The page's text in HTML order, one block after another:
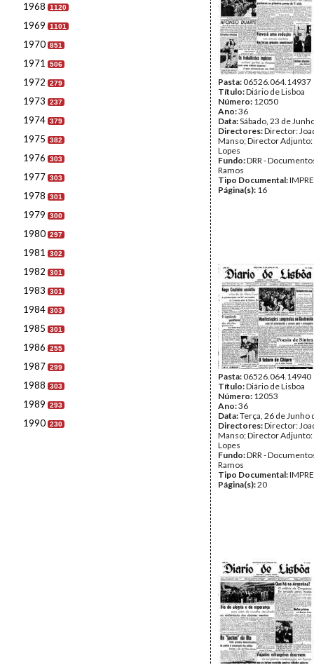
1968 1120
1969 1101
1970 851
1971 506
1972 279
1973 237
1974 379
1975 382
1976 303
1977 303
1978 301
1979 300
1980 297
1981 302
1982 301
1983 301
1984 303
1985 301
1986 255
1987 299
1988 303
1989 293
1990 230
Pasta:06526.064.14937
Título:Diário de Lisboa
Número: 12050
Ano:36
Data:Sábado, 23 de
Directores:Director:
Manso; Director
Lopes
Fundo:DRR -
Ramos
Tipo Documental:
Página(s): 16
Pasta:06526.064.14940
Título:Diário de Lisboa
Número: 12053
Ano:36
Data:Terça, 26 de Junho
Directores:Director:
Manso; Director
Lopes
Fundo:DRR -
Ramos
Tipo Documental:
Página(s):20